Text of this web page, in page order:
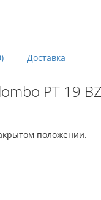
Доставка
PT 19
положении.